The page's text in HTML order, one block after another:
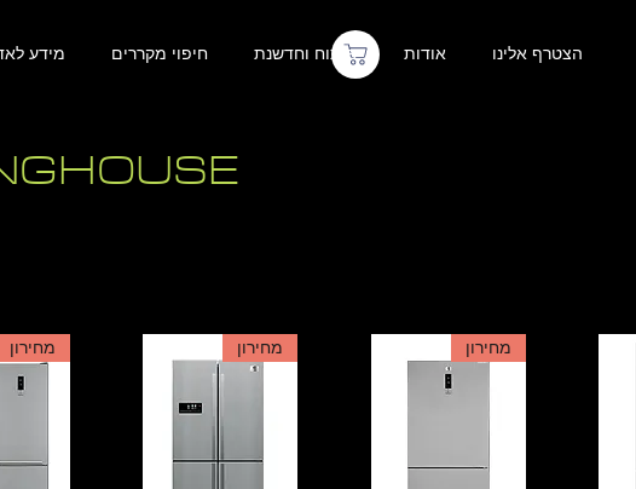
הצטרף אלינו אודות פיתוח וחדשנת חיפוי מקררים מידע
מחירון מחירון מחירון